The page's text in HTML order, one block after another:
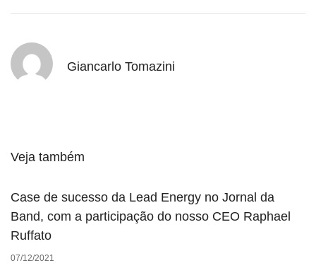
Giancarlo Tomazini
Veja também
Case de sucesso da Lead Energy no Jornal da
Band, com a participação do nosso CEO Raphael
Ruffato
07/12/2021